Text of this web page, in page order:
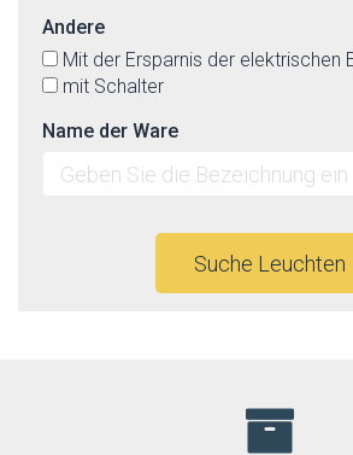
Andere
Mit der Ersparnis der elektrischen
mit Schalter
Name der Ware
Suche Leuchten